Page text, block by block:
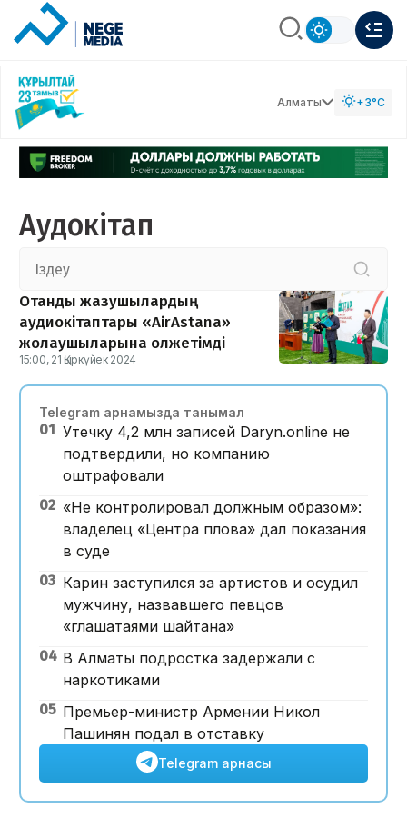
Алматы +3°C
Аудокітап
Отандық жазушылардың
аудиокітаптары «AirAstana»
жолаушыларына қолжетімді
15:00, 21 Қыркүйек 2024
Telegram арнамызда танымал
01 Утечку 4,2 млн записей Daryn.online не
подтвердили, но компанию
оштрафовали
02 «Не контролировал должным образом»:
владелец «Центра плова» дал показания
в суде
03 Карин заступился за артистов и осудил
мужчину, назвавшего певцов
«глашатаями шайтана»
04 В Алматы подростка задержали с
наркотиками
05 Премьер-министр Армении Никол
Пашинян подал в отставку
Telegram арнасы